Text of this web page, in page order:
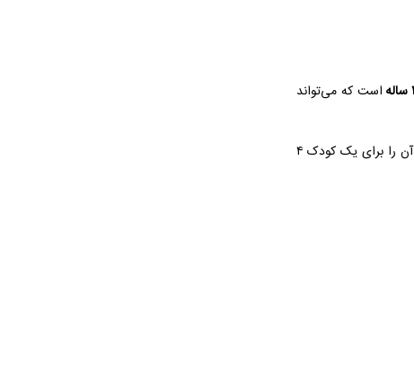
است که می‌تواند
از ویژگی‌های خوب دیگر این مجموعه صفحات گلاسۀ خوش رنگ و لعابش است که جذابیت ظاهری آن را برای یک کودک ۴